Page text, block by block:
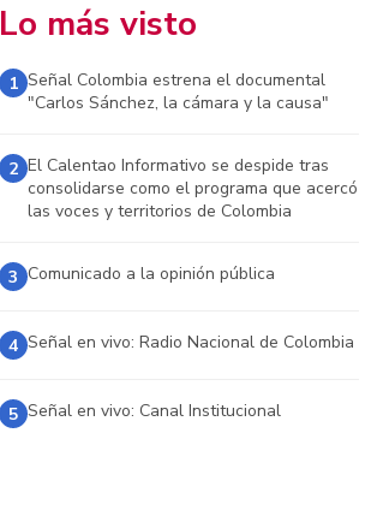
Lo más visto
1 Señal Colombia estrena el documental
"Carlos Sánchez, la cámara y la causa"
2 El Calentao Informativo se despide tras
consolidarse como el programa que acercó
las voces y territorios de Colombia
3 Comunicado a la opinión pública
4 Señal en vivo: Radio Nacional de Colombia
5 Señal en vivo: Canal Institucional